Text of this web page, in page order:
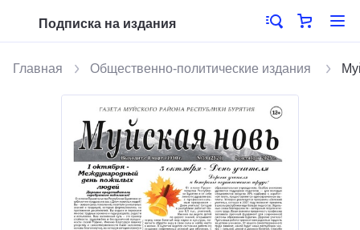
Подписка на издания
Главная Общественно-политические издания